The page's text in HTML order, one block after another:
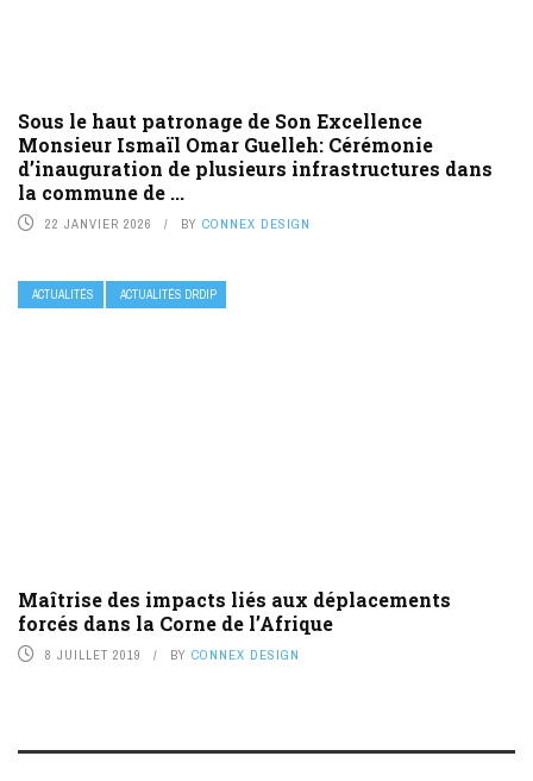
Sous le haut patronage de Son Excellence
Monsieur Ismaïl Omar Guelleh: Cérémonie
d’inauguration de plusieurs infrastructures dans
la commune de ...
22 JANVIER 2026 BY CONNEX DESIGN
ACTUALITÉS ACTUALITÉS DRDIP
Maîtrise des impacts liés aux déplacements
forcés dans la Corne de l’Afrique
8 JUILLET 2019 BY CONNEX DESIGN